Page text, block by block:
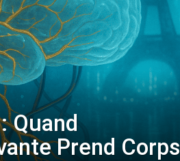
Quand
Prend Corps